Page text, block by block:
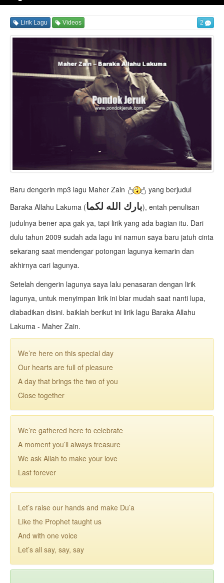
Lirik Lagu Videos 2
Baru dengerin mp3 lagu Maher Zain
yang berjudul
Baraka Allahu Lakuma (بارك الله لكما), entah penulisan
judulnya bener apa gak ya, tapi lirik yang ada bagian itu. Dari
dulu tahun 2009 sudah ada lagu ini namun saya baru jatuh cinta
sekarang saat mendengar potongan lagunya kemarin dan
akhirnya cari lagunya.
Setelah dengerin lagunya saya lalu penasaran dengan lirik
lagunya, untuk menyimpan lirik ini biar mudah saat nanti lupa,
diabadikan disini. baiklah berikut ini lirik lagu Baraka Allahu
Lakuma - Maher Zain.
We’re here on this special day
Our hearts are full of pleasure
A day that brings the two of you
Close together
We’re gathered here to celebrate
A moment you’ll always treasure
We ask Allah to make your love
Last forever
Let’s raise our hands and make Du’a
Like the Prophet taught us
And with one voice
Let’s all say, say, say